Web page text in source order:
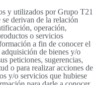
y utilizados por Grupo T21
derivan de la relación
operación,
o servicios
a fin de conocer el
de bienes y/o
peticiones, sugerencias,
o para realizar acciones de
y/o servicios que hubiese